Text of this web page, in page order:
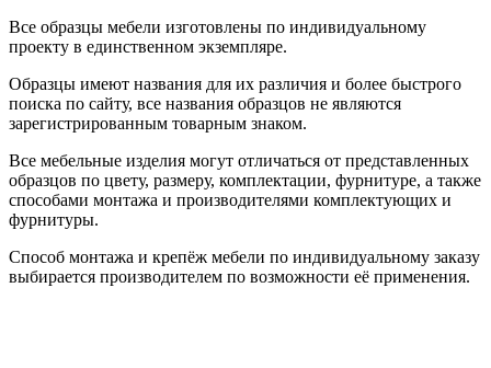
Все образцы мебели изготовлены по индивидуальному
проекту в единственном экземпляре.
Образцы имеют названия для их различия и более быстрого
поиска по сайту, все названия образцов не являются
зарегистрированным товарным знаком.
Все мебельные изделия могут отличаться от представленных
образцов по цвету, размеру, комплектации, фурнитуре, а также
способами монтажа и производителями комплектующих и
фурнитуры.
Способ монтажа и крепёж мебели по индивидуальному заказу
выбирается производителем по возможности её применения.